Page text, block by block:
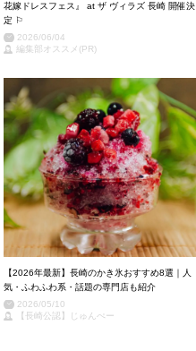
花嫁ドレスフェス』 at ザ ヴィラズ 長崎 開催決
定 ⚐
2026/06/04
編集部オススメ(PR)
【2026年最新】長崎のかき氷おすすめ8選｜人
気・ふわふわ系・話題の専門店も紹介
2026/05/10
【長崎公認】じゅんぺー